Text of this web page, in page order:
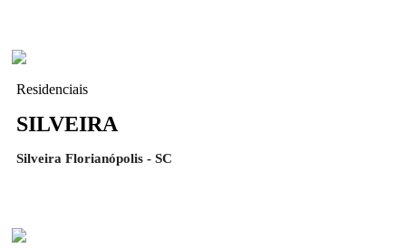
Residenciais
SILVEIRA
Silveira Florianópolis - SC